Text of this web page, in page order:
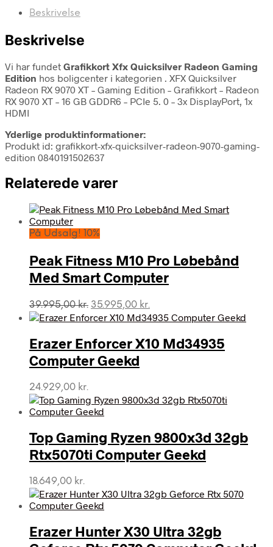
Beskrivelse
Beskrivelse
Vi har fundet Grafikkort Xfx Quicksilver Radeon Gaming
Edition hos boligcenter i kategorien . XFX Quicksilver
Radeon RX 9070 XT – Gaming Edition – Grafikkort – Radeon
RX 9070 XT – 16 GB GDDR6 – PCIe 5. 0 – 3x DisplayPort, 1x
HDMI
Yderlige produktinformationer:
Produkt id: grafikkort-xfx-quicksilver-radeon-9070-gaming-
edition 0840191502637
Relaterede varer
På Udsalg! 10%
Peak Fitness M10 Pro Løbebånd
Med Smart Computer
39.995,00kr. Den
oprindelige
var:
39.995,00 kr..
35.995,00 kr.
aktuelle
er:
35.995,00 kr..
Erazer Enforcer X10 Md34935
Computer Geekd
24.929,00 kr.
Top Gaming Ryzen 9800x3d 32gb
Rtx5070ti Computer Geekd
18.649,00 kr.
Erazer Hunter X30 Ultra 32gb